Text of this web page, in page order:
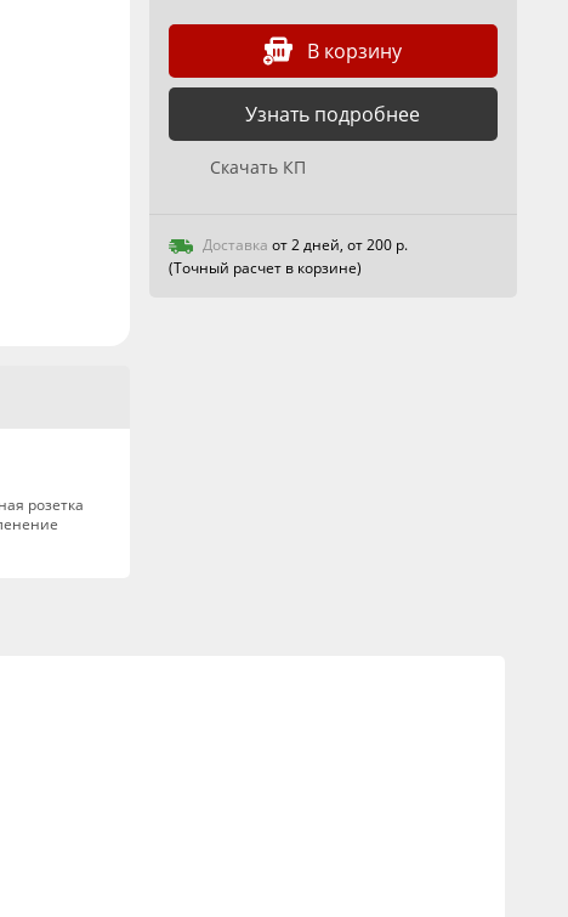
В корзину
Узнать подробнее
Скачать КП
Доставка от 2 дней, от 200 р.
(Точный расчет в корзине)
розетка